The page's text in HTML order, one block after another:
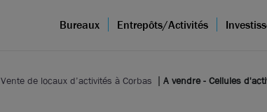
Bureaux Entrepôts/Activités
Vente de locaux d’activités à Corbas A vendre - Cellules